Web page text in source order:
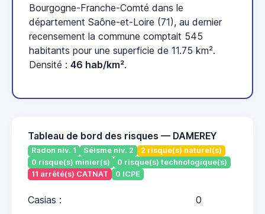
Bourgogne-Franche-Comté dans le
département Saône-et-Loire (71), au dernier
recensement la commune comptait 545
habitants pour une superficie de 11.75 km².
Densité : 46 hab/km².
Tableau de bord des risques — DAMEREY
Radon niv. 1 Séisme niv. 2
2 risque(s) naturel(s)
0 risque(s) minier(s)
0 risque(s) technologique(s)
11 arrêté(s) CATNAT
0 ICPE
Casias : 0